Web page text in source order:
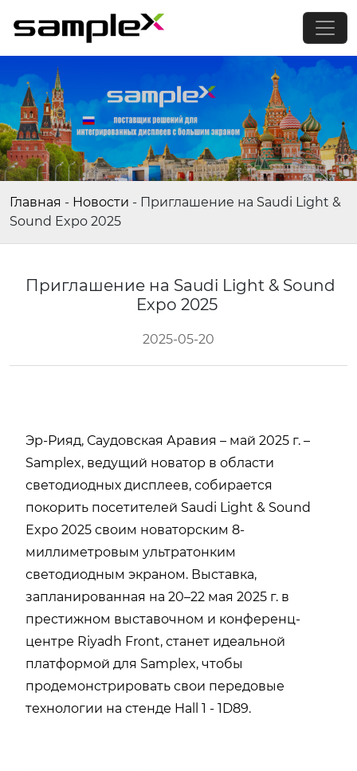
Главная - Новости - Приглашение на Saudi Light &
Sound Expo 2025
Приглашение на Saudi Light & Sound
Expo 2025
2025-05-20
Эр-Рияд, Саудовская Аравия – май 2025 г. –
Samplex, ведущий новатор в области
светодиодных дисплеев, собирается
покорить посетителей Saudi Light & Sound
Expo 2025 своим новаторским 8-
миллиметровым ультратонким
светодиодным экраном. Выставка,
запланированная на 20–22 мая 2025 г. в
престижном выставочном и конференц-
центре Riyadh Front, станет идеальной
платформой для Samplex, чтобы
продемонстрировать свои передовые
технологии на стенде Hall 1 - 1D89.